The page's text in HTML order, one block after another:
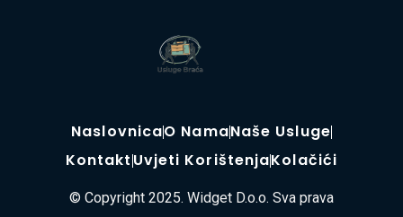
NaslovnicaO NamaNaše Usluge
KontaktUvjeti KorištenjaKolačići
© Copyright 2025. Widget D.o.o. Sva prava